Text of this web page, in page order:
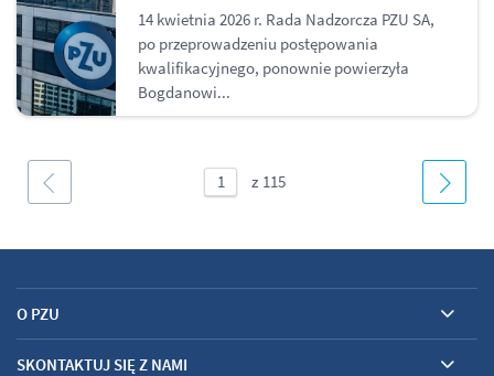
14 kwietnia 2026 r. Rada Nadzorcza PZU SA,
po przeprowadzeniu postępowania
kwalifikacyjnego, ponownie powierzyła
Bogdanowi...
O PZU
SKONTAKTUJ SIĘ Z NAMI